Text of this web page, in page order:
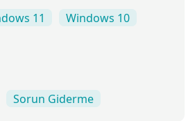
11
Windows 10
Sorun Giderme